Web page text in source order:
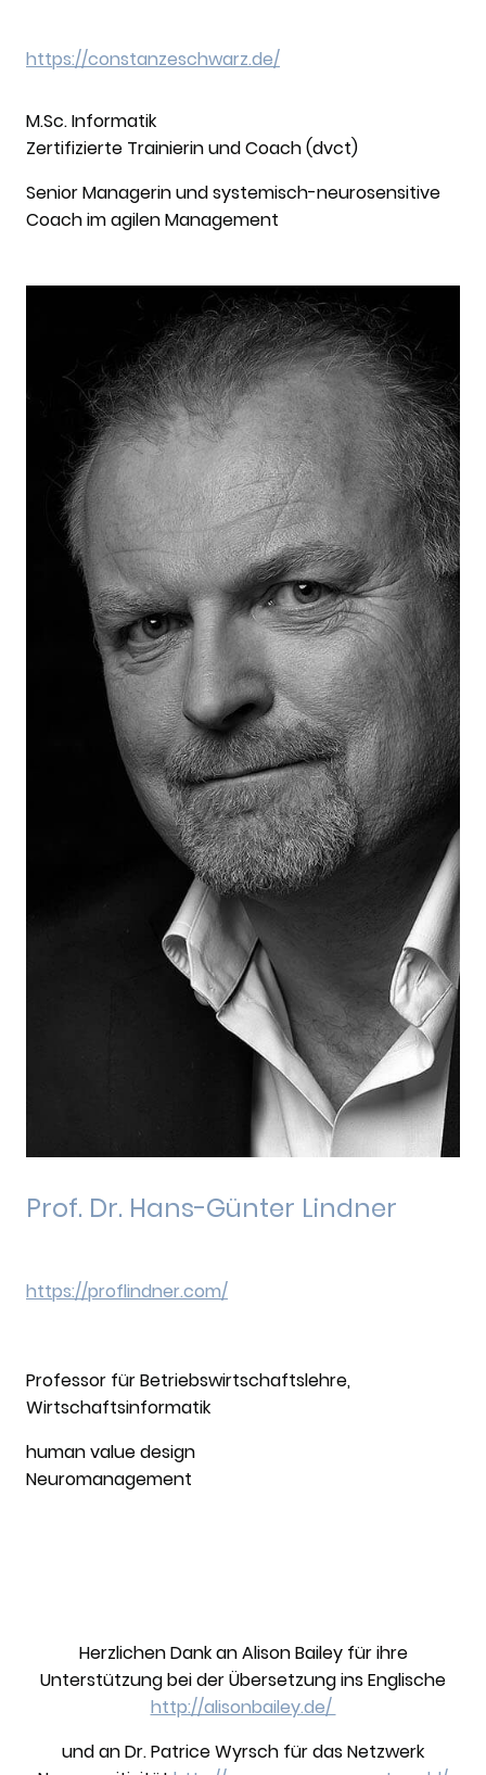
https://constanzeschwarz.de/
M.Sc. Informatik
Zertifizierte Trainierin und Coach (dvct)
Senior Managerin und systemisch-neurosensitive
Coach im agilen Management
Prof. Dr. Hans-Günter Lindner
https://proflindner.com/
Professor für Betriebswirtschaftslehre,
Wirtschaftsinformatik
human value design
Neuromanagement
Herzlichen Dank an Alison Bailey für ihre
Unterstützung bei der Übersetzung ins Englische
http://alisonbailey.de/
und an Dr. Patrice Wyrsch für das Netzwerk